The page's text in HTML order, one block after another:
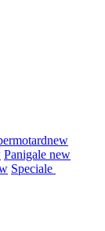
new
Panigale new
Speciale